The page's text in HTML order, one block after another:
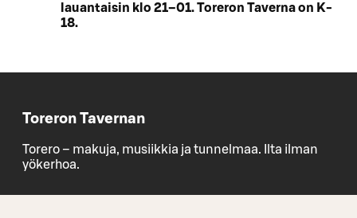
lauantaisin klo 21–01. Toreron Taverna on K-
18.
Toreron Tavernan
Torero – makuja, musiikkia ja tunnelmaa. Ilta ilman
yökerhoa.